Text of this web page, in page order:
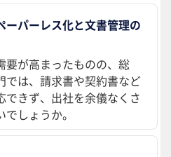
ーパーレス化と文書管理の
要が高まったものの、総
では、請求書や契約書など
できず、出社を余儀なくさ
しょうか。